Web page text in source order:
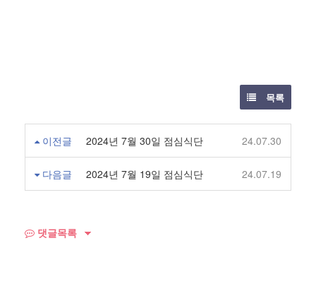
목록
이전글 2024년 7월 30일 점심식단 24.07.30
다음글 2024년 7월 19일 점심식단 24.07.19
댓글목록